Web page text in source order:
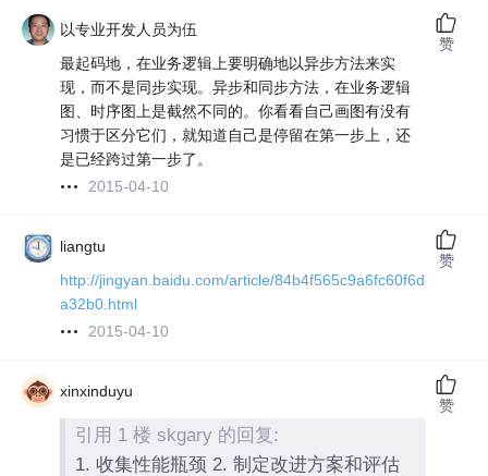
以专业开发人员为伍
最起码地，在业务逻辑上要明确地以异步方法来实
现，而不是同步实现。异步和同步方法，在业务逻辑
图、时序图上是截然不同的。你看看自己画图有没有
习惯于区分它们，就知道自己是停留在第一步上，还
是已经跨过第一步了。
2015-04-10
赞
liangtu
http://jingyan.baidu.com/article/84b4f565c9a6fc60f6d
a32b0.html
2015-04-10
赞
xinxinduyu
引用 1 楼 skgary 的回复:
1. 收集性能瓶颈 2. 制定改进方案和评估
赞